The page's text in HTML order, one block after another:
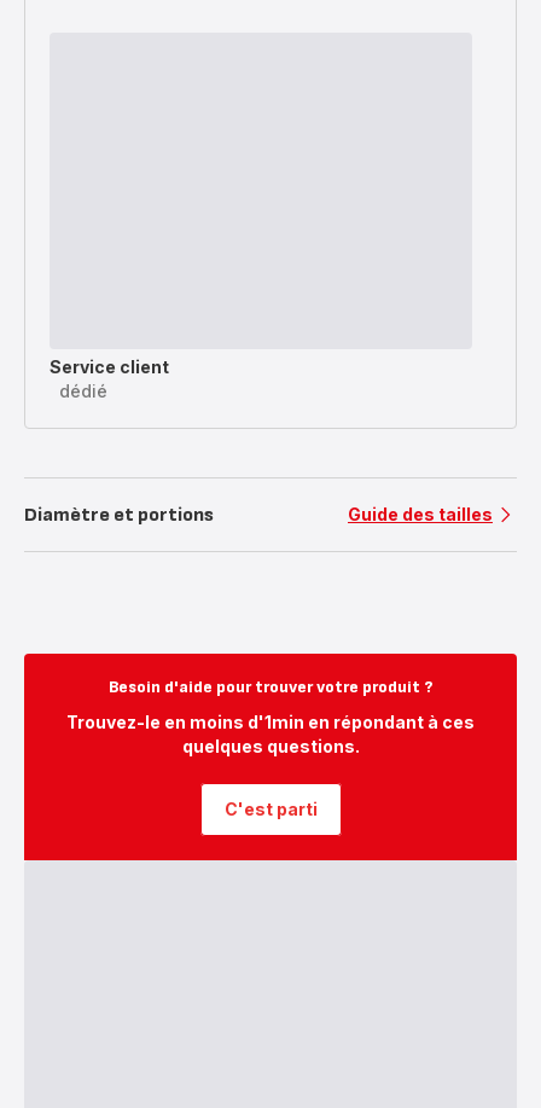
Service client
dédié
Diamètre et portions Guide des tailles
Besoin d'aide pour trouver votre produit ?
Trouvez-le en moins d'1min en répondant à ces
quelques questions.
C'est parti